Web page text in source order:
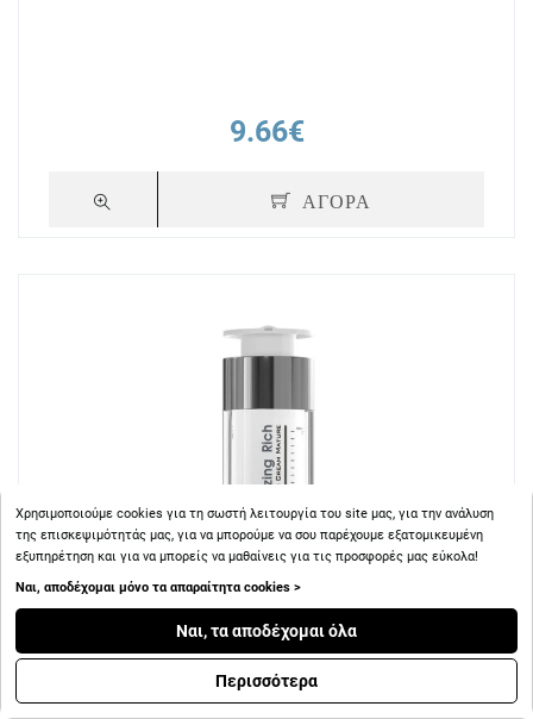
9.66€
ΑΓΟΡΑ
Χρησιμοποιούμε cookies για τη σωστή λειτουργία του site μας, για την ανάλυση
της επισκεψιμότητάς μας, για να μπορούμε να σου παρέχουμε εξατομικευμένη
εξυπηρέτηση και για να μπορείς να μαθαίνεις για τις προσφορές μας εύκολα!
Ναι, αποδέχομαι μόνο τα απαραίτητα cookies >
Ναι, τα αποδέχομαι όλα
Περισσότερα